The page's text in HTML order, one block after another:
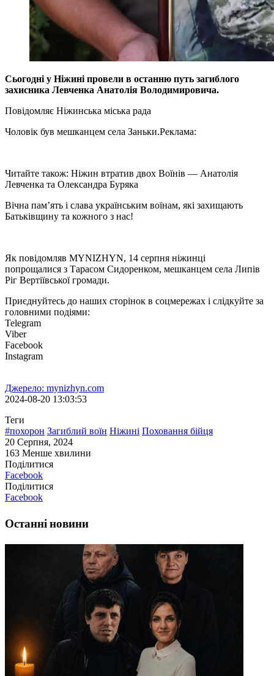
Сьогодні у Ніжині провели в останню путь загиблого
захисника Левченка Анатолія Володимировича.
Повідомляє Ніжинська міська рада
Чоловік був мешканцем села Заньки.Реклама:
Читайте також: Ніжин втратив двох Воїнів — Анатолія
Левченка та Олександра Буряка
Вічна пам’ять і слава українським воїнам, які захищають
Батьківщину та кожного з нас!
Як повідомляв MYNIZHYN, 14 серпня ніжинці
попрощалися з Тарасом Сидоренком, мешканцем села Липів
Ріг Вертіївської громади.
Приєднуйтесь до наших сторінок в соцмережах і слідкуйте за
головними подіями:
Telegram
Viber
Facebook
Instagram
Джерело: mynizhyn.com
2024-08-20 13:03:53
Теги
#похорон Загиблий воїн Ніжині Поховання бійця
20 Серпня, 2024
163 Менше хвилини
Поділитися
Facebook
Поділитися
Facebook
Останні новини